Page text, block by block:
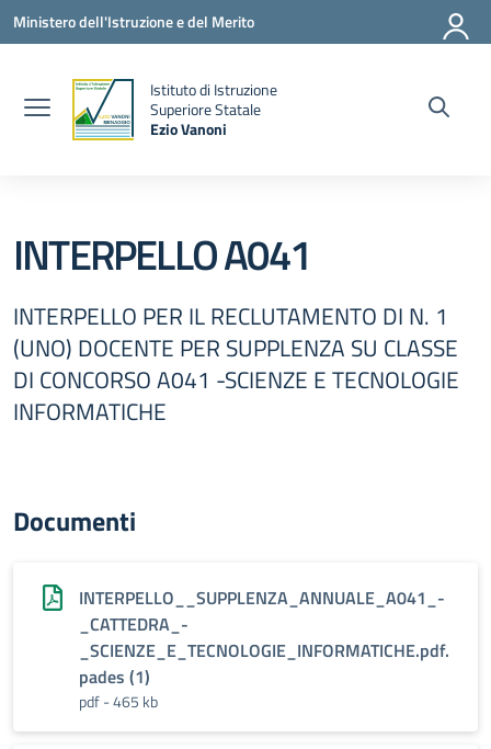
Vai ai contenuti
Vai al menu di navigazione
Vai al footer
Ministero dell'Istruzione e del Merito
Istituto di Istruzione
Superiore Statale
Ezio Vanoni
INTERPELLO A041
INTERPELLO PER IL RECLUTAMENTO DI N. 1
(UNO) DOCENTE PER SUPPLENZA SU CLASSE
DI CONCORSO A041 -SCIENZE E TECNOLOGIE
INFORMATICHE
Documenti
INTERPELLO__SUPPLENZA_ANNUALE_A041_-
_CATTEDRA_-
_SCIENZE_E_TECNOLOGIE_INFORMATICHE.pdf.
pades (1)
pdf - 465 kb